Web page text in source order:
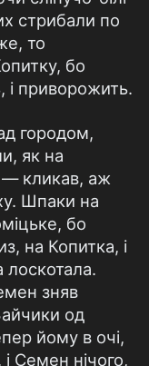
стрибали по
то
бо
і приворожить.
городом,
як на
— кликав, аж
Шпаки на
бо
на Копитка, і
лоскотала.
зняв
од
йому в очі,
Семен нічого,